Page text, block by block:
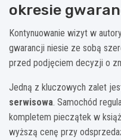
okresie
Kontynuowanie wizyt w
gwarancji niesie ze sobą
przed podjęciem decyzji o
Jedną z kluczowych zalet
serwisowa. Samochód
kompletem pieczątek w
wyższą cenę przy